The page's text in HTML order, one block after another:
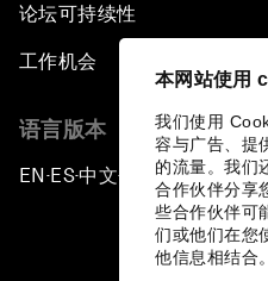
本网站使用
我们使用
容与广告、提
的流量。我们
合作伙伴分享
些合作伙伴可
们或他们在您
他信息相结合。
论坛可持续性
工作机会
语言版本
EN ▪ES▪中文▪ 日本語